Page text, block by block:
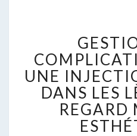
UNE
DANS LES
REGARD